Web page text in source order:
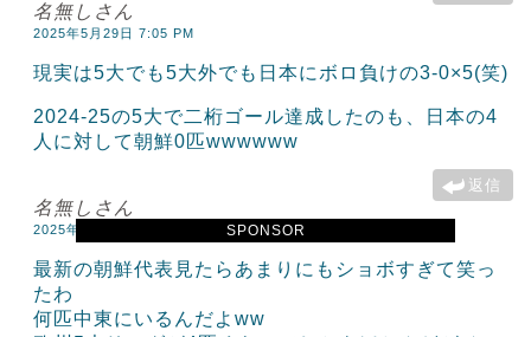
SPONSOR
名無しさん
2025年5月29日 7:05 PM
現実は5大でも5大外でも日本にボロ負けの3-0×5(笑)
2024-25の5大で二桁ゴール達成したのも、日本の4
人に対して朝鮮0匹wwwwww
返信
名無しさん
2025年5月29日 7:42 PM
最新の朝鮮代表見たらあまりにもショボすぎて笑っ
たわ
何匹中東にいるんだよww